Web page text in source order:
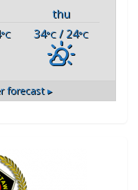
thu
°C 34°C/ 24°C
forecast ▸